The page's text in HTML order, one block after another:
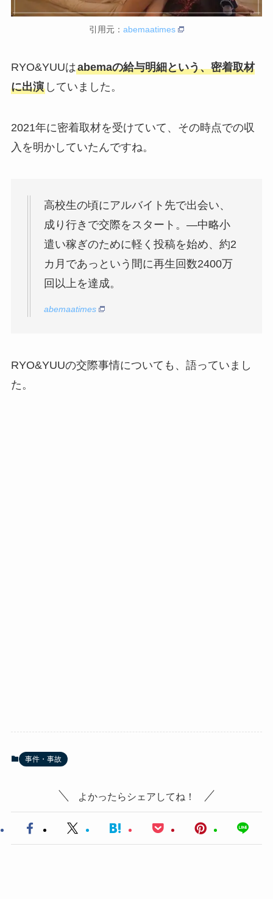
引用元： abemaatimes
RYO&YUUはabemaの給与明細という、密着取材
に出演していました。
2021年に密着取材を受けていて、その時点での収
入を明かしていたんですね。
高校生の頃にアルバイト先で出会い、
成り行きで交際をスタート。—中略小
遣い稼ぎのために軽く投稿を始め、約2
カ月であっという間に再生回数2400万
回以上を達成。
abemaatimes
RYO&YUUの交際事情についても、語っていまし
た。
事件・事故
よかったらシェアしてね！